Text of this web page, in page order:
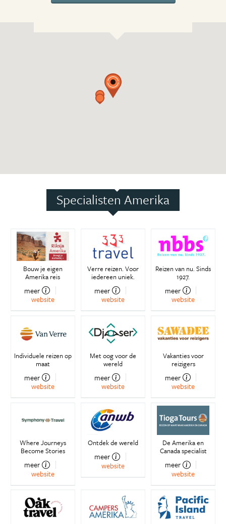
Specialisten Amerika
Bouw je eigen
Amerika reis
meer
website
Verre reizen. Voor
iedereen uniek.
meer
website
Reizen van nu. Sinds
1927.
meer
website
Individuele reizen op
maat
meer
website
Met oog voor de
wereld
meer
website
Vakanties voor
reizigers
meer
website
Where Journeys
Become Stories
meer
website
Ontdek de wereld
meer
website
De Amerika en
Canada specialist
meer
website